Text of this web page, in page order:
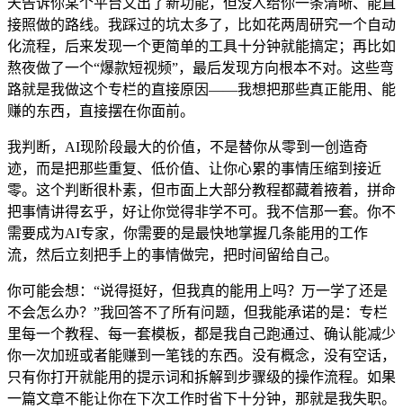
接照做的路线。我踩过的坑太多了，比如花两周研究一个自动
化流程，后来发现一个更简单的工具十分钟就能搞定；再比如
熬夜做了一个“爆款短视频”，最后发现方向根本不对。这些弯
路就是我做这个专栏的直接原因——我想把那些真正能用、能
赚的东西，直接摆在你面前。
我判断，AI现阶段最大的价值，不是替你从零到一创造奇
迹，而是把那些重复、低价值、让你心累的事情压缩到接近
零。这个判断很朴素，但市面上大部分教程都藏着掖着，拼命
把事情讲得玄乎，好让你觉得非学不可。我不信那一套。你不
需要成为AI专家，你需要的是最快地掌握几条能用的工作
流，然后立刻把手上的事情做完，把时间留给自己。
你可能会想：“说得挺好，但我真的能用上吗？万一学了还是
不会怎么办？”我回答不了所有问题，但我能承诺的是：专栏
里每一个教程、每一套模板，都是我自己跑通过、确认能减少
你一次加班或者能赚到一笔钱的东西。没有概念，没有空话，
只有你打开就能用的提示词和拆解到步骤级的操作流程。如果
一篇文章不能让你在下次工作时省下十分钟，那就是我失职。